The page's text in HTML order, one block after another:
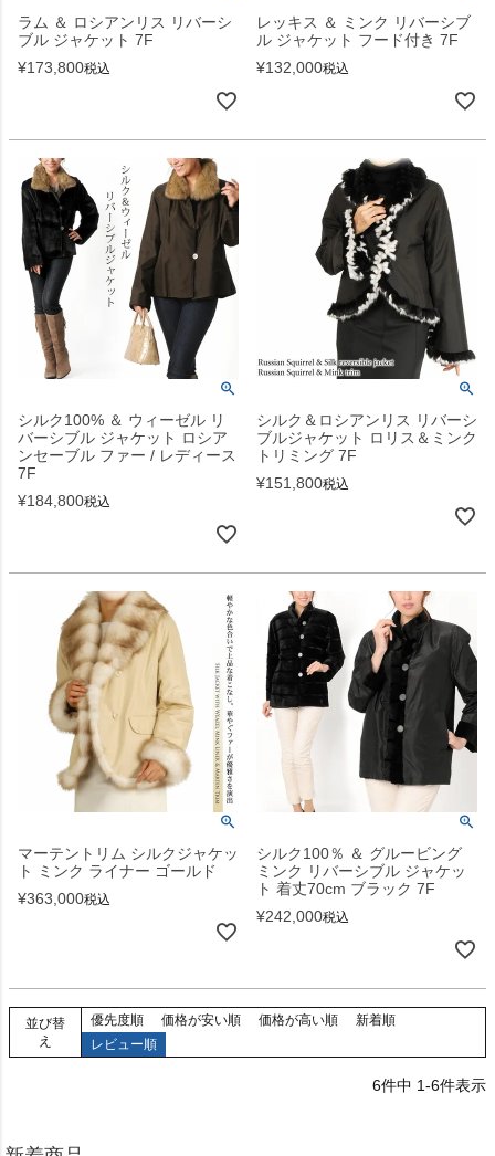
ラム ＆ ロシアンリス リバーシ
ブル ジャケット 7F
¥173,800税込
レッキス ＆ ミンク リバーシブ
ル ジャケット フード付き 7F
¥132,000税込
シルク100% ＆ ウィーゼル リ
バーシブル ジャケット ロシア
ンセーブル ファー / レディース
7F
¥184,800税込
シルク＆ロシアンリス リバーシ
ブルジャケット ロリス＆ミンク
トリミング 7F
¥151,800税込
マーテントリム シルクジャケッ
ト ミンク ライナー ゴールド
¥363,000税込
シルク100％ ＆ グルービング
ミンク リバーシブル ジャケッ
ト 着丈70cm ブラック 7F
¥242,000税込
並び替
え
優先度順 価格が安い順 価格が高い順
新着順
レビュー順
6件中 1-6件表示